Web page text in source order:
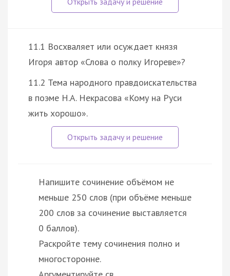
11.1 Восхваляет или осуждает князя
Игоря автор «Слова о полку Игореве»?
11.2 Тема народного правдоискательства
в поэме Н.А. Некрасова «Кому на Руси
жить хорошо».
Напишите сочинение объёмом не
меньше 250 слов (при объёме меньше
200 слов за сочинение выставляется
0 баллов).
Раскройте тему сочинения полно и
многосторонне.